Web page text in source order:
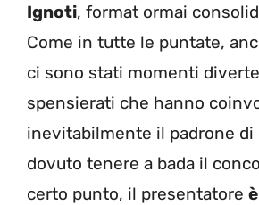
Ignoti, format ormai
Come in tutte le puntate,
ci sono stati momenti
spensierati che hanno
inevitabilmente il padrone di
dovuto tenere a bada il
certo punto, il presentatore